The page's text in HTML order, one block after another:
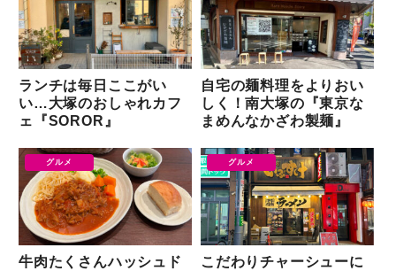
ランチは毎日ここがい
い…大塚のおしゃれカフ
ェ『SOROR』
自宅の麺料理をよりおい
しく！南大塚の『東京な
まめんなかざわ製麺』
グルメ
牛肉たくさんハッシュド
グルメ
こだわりチャーシューに